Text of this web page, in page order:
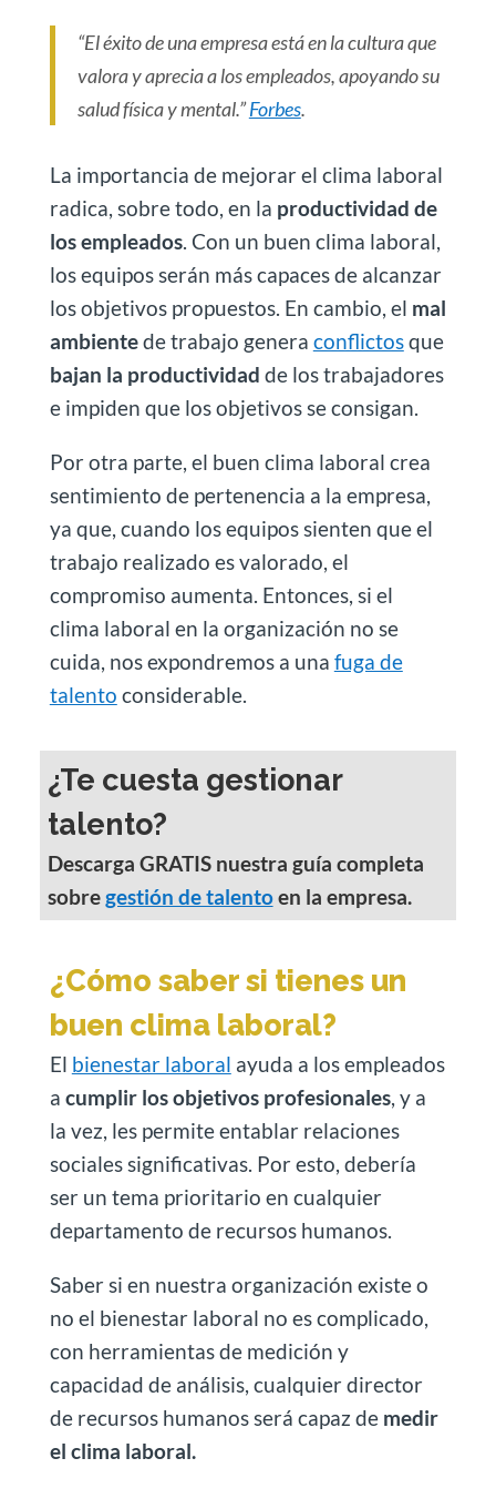
“El éxito de una empresa está en la cultura que
valora y aprecia a los empleados, apoyando su
salud física y mental.”Forbes.
La importancia de mejorar el clima laboral
radica, sobre todo, en la productividad de
los empleados. Con un buen clima laboral,
los equipos serán más capaces de alcanzar
los objetivos propuestos. En cambio, el mal
ambientede trabajo genera conflictosque
bajan la productividad de los trabajadores
e impiden que los objetivos se consigan.
Por otra parte, el buen clima laboral crea
sentimiento de pertenencia a la empresa,
ya que, cuando los equipos sienten que el
trabajo realizado es valorado, el
compromiso aumenta. Entonces, si el
clima laboral en la organización no se
cuida, nos expondremos a una fuga de
talento considerable.
¿Te cuesta gestionar
talento?
Descarga GRATIS nuestra guía completa
sobregestión de talentoen la empresa.
¿Cómo saber si tienes un
buen clima laboral?
El bienestar laboral ayuda a los empleados
a cumplir los objetivos profesionales, y a
la vez, les permite entablar relaciones
sociales significativas. Por esto, debería
ser un tema prioritario en cualquier
departamento de recursos humanos.
Saber si en nuestra organización existe o
no el bienestar laboral no es complicado,
con herramientas de medición y
capacidad de análisis, cualquier director
de recursos humanos será capaz de medir
el clima laboral.